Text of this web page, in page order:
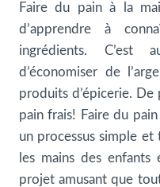
Faire du pain à la
d’apprendre à
ingrédients. C’est
d’économiser de
produits d’épicerie.
pain frais! Faire du
un processus simple
les mains des enfants
projet amusant que